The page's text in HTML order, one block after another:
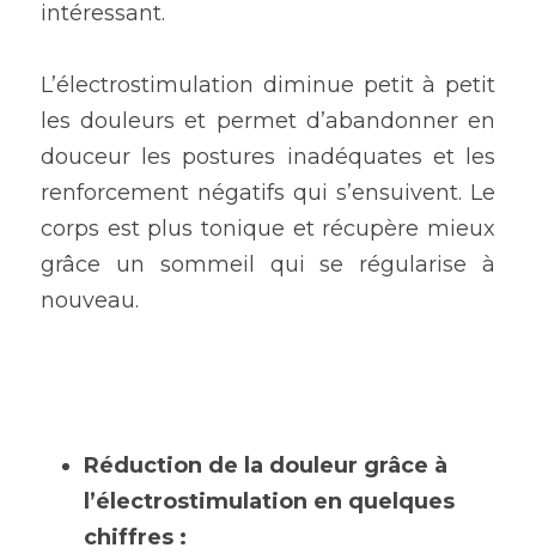
intéressant.
L’électrostimulation diminue petit à petit
les douleurs et permet d’abandonner en
douceur les postures inadéquates et les
renforcement négatifs qui s’ensuivent. Le
corps est plus tonique et récupère mieux
grâce un sommeil qui se régularise à
nouveau.
Réduction de la douleur grâce à
l’électrostimulation en quelques
chiffres :